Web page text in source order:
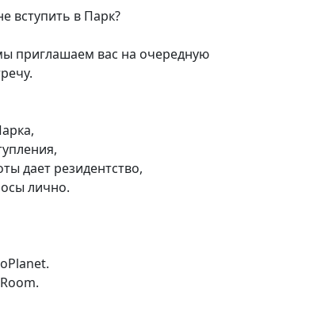
вступить в Парк?
приглашаем вас на очередную
дает резидентство,
лично.